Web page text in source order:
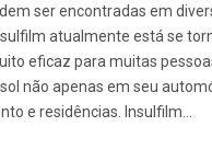
ser encontradas em
atualmente está se
eficaz para muitas
não apenas em seu
e residências. Insulfilm…